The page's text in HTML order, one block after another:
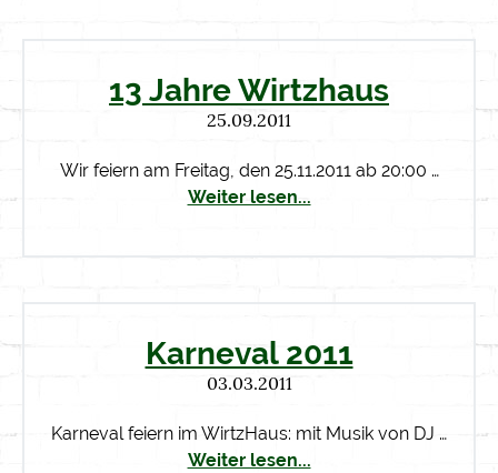
13 Jahre Wirtzhaus
25.09.2011
Wir feiern am Freitag, den 25.11.2011 ab 20:00 …
Weiter lesen...
Karneval 2011
03.03.2011
Karneval feiern im WirtzHaus: mit Musik von DJ …
Weiter lesen...